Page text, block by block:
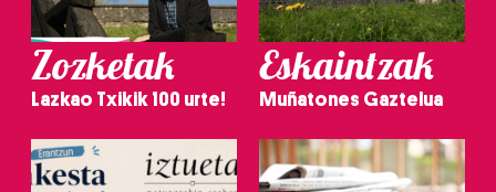
Zozketak
Lazkao Txikik 100 urte!
Eskaintzak
Muñatones Gaztelua